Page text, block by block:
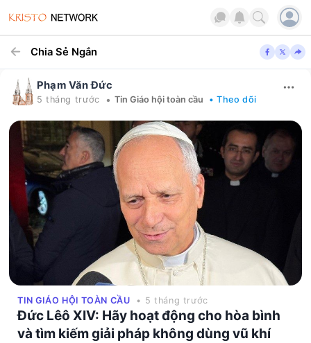
Chia Sẻ Ngắn
Phạm Văn Đức
5 tháng trước • Tin Giáo hội toàn cầu • Theo dõi
TIN GIÁO HỘI TOÀN CẦU • 5 tháng trước
Đức Lêô XIV: Hãy hoạt động cho hòa bình
và tìm kiếm giải pháp không dùng vũ khí